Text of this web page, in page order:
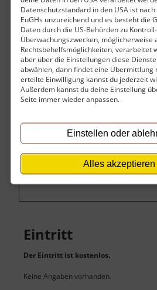
Datenschutzstandard in den USA ist
EuGHs unzureichend und es besteht die
Daten durch die US-Behörden zu
Überwachungszwecken, möglicherweise
Rechtsbehelfsmöglichkeiten, verarbeitet
aber über die Einstellungen diese
abwählen, dann findet eine Übermittlung
erteilte Einwilligung kannst du jederzeit
Außerdem kannst du deine Einstellung
Seite immer wieder anpassen.
Einstellen oder
Alles akzeptieren
Um dieses Projekt zu
hier Werbung
Einstellungen
Eintritt
Der Eintritt ist kostenlos.
Keine Angaben vorhanden.